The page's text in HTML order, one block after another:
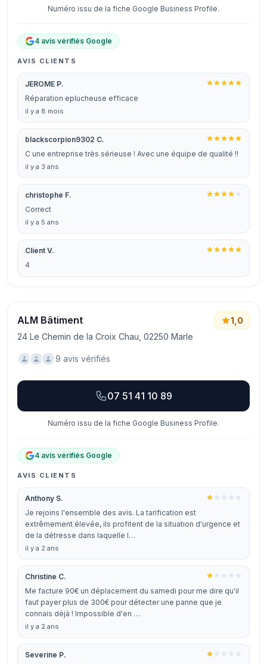
Numéro issu de la fiche Google Business Profile.
4 avis vérifiés Google
AVIS CLIENTS
JEROME P.
Réparation eplucheuse efficace
il y a 8 mois
blackscorpion9302 C.
C une entreprise très sérieuse ! Avec une équipe de qualité !!
il y a 3 ans
christophe F.
Correct
il y a 5 ans
Client V.
4
ALM Bâtiment
24 Le Chemin de la Croix Chau, 02250 Marle
1,0
9 avis vérifiés
07 51 41 10 89
Numéro issu de la fiche Google Business Profile.
4 avis vérifiés Google
AVIS CLIENTS
Anthony S.
Je rejoins l'ensemble des avis. La tarification est
extrêmement élevée, ils profitent de la situation d'urgence et
de la détresse dans laquelle l…
il y a 2 ans
Christine C.
Me facture 90€ un déplacement du samedi pour me dire qu'il
faut payer plus de 300€ pour détecter une panne que je
connais déjà ! Impossible d'en …
il y a 2 ans
Severine P.